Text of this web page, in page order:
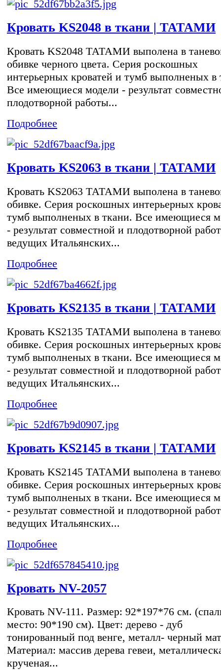
Кровать KS2048 в ткани | ТАТАМИ
Кровать KS2048 ТАТАМИ выполена в
обивке черного цвета. Серия роскошных
интерьерных кроватей и тумб выполненых в
Все имеющиеся модели - результат
плодотворной работы...
Подробнее
Кровать KS2063 в ткани | ТАТАМИ
Кровать KS2063 ТАТАМИ выполена в
обивке. Серия роскошных интерьерных
тумб выполненых в ткани. Все имеющиеся
- результат совместной и плодотворной
ведущих Итальянских...
Подробнее
Кровать KS2135 в ткани | ТАТАМИ
Кровать KS2135 ТАТАМИ выполена в
обивке. Серия роскошных интерьерных
тумб выполненых в ткани. Все имеющиеся
- результат совместной и плодотворной
ведущих Итальянских...
Подробнее
Кровать KS2145 в ткани | ТАТАМИ
Кровать KS2145 ТАТАМИ выполена в
обивке. Серия роскошных интерьерных
тумб выполненых в ткани. Все имеющиеся
- результат совместной и плодотворной
ведущих Итальянских...
Подробнее
Кровать NV-2057
Кровать NV-111. Размер: 92*197*76 см.
место: 90*190 см). Цвет: дерево - дуб
тонированный под венге, металл- черный
Материал: массив дерева гевеи,
крученая...